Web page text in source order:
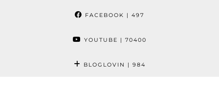
FACEBOOK | 497
YOUTUBE | 70400
BLOGLOVIN | 984